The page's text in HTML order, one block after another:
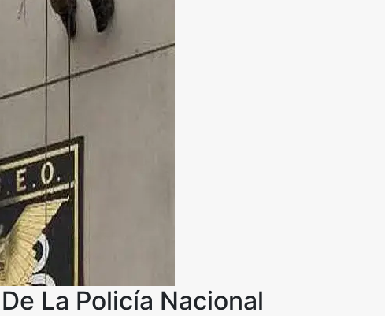
La Policía Nacional